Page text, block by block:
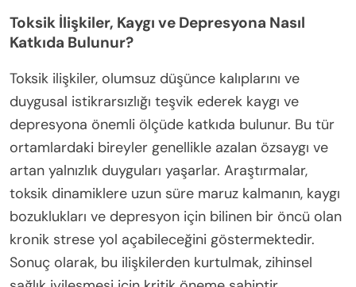
Toksik İlişkiler, Kaygı ve Depresyona Nasıl
Katkıda Bulunur?
Toksik ilişkiler, olumsuz düşünce kalıplarını ve
duygusal istikrarsızlığı teşvik ederek kaygı ve
depresyona önemli ölçüde katkıda bulunur. Bu tür
ortamlardaki bireyler genellikle azalan özsaygı ve
artan yalnızlık duyguları yaşarlar. Araştırmalar,
toksik dinamiklere uzun süre maruz kalmanın, kaygı
bozuklukları ve depresyon için bilinen bir öncü olan
kronik strese yol açabileceğini göstermektedir.
Sonuç olarak, bu ilişkilerden kurtulmak, zihinsel